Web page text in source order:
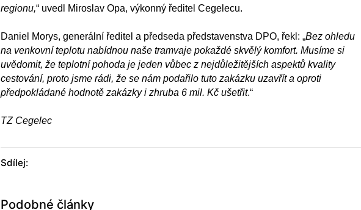
regionu,“ uvedl Miroslav Opa, výkonný ředitel Cegelecu.
Daniel Morys, generální ředitel a předseda představenstva DPO, řekl: „Bez ohledu
na venkovní teplotu nabídnou naše tramvaje pokaždé skvělý komfort. Musíme si
uvědomit, že teplotní pohoda je jeden vůbec z nejdůležitějších aspektů kvality
cestování, proto jsme rádi, že se nám podařilo tuto zakázku uzavřít a oproti
předpokládané hodnotě zakázky i zhruba 6 mil. Kč ušetřit.“
TZ Cegelec
Sdílej:
Podobné články